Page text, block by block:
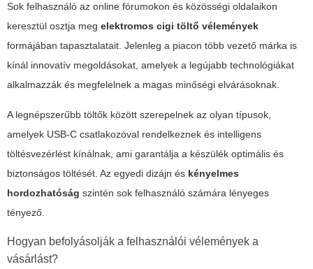
Sok felhasználó az online fórumokon és közösségi oldalaikon
keresztül osztja meg elektromos cigi töltő vélemények
formájában tapasztalatait. Jelenleg a piacon több vezető márka is
kínál innovatív megoldásokat, amelyek a legújabb technológiákat
alkalmazzák és megfelelnek a magas minőségi elvárásoknak.
A legnépszerűbb töltők között szerepelnek az olyan típusok,
amelyek USB-C csatlakozóval rendelkeznek és intelligens
töltésvezérlést kínálnak, ami garantálja a készülék optimális és
biztonságos töltését. Az egyedi dizájn és kényelmes
hordozhatóság szintén sok felhasználó számára lényeges
tényező.
Hogyan befolyásolják a felhasználói vélemények a
vásárlást?